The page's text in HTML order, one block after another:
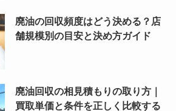
廃油の回収頻度はどう決める？店
舗規模別の目安と決め方ガイド
廃油回収の相見積もりの取り方｜
買取単価と条件を正しく比較する